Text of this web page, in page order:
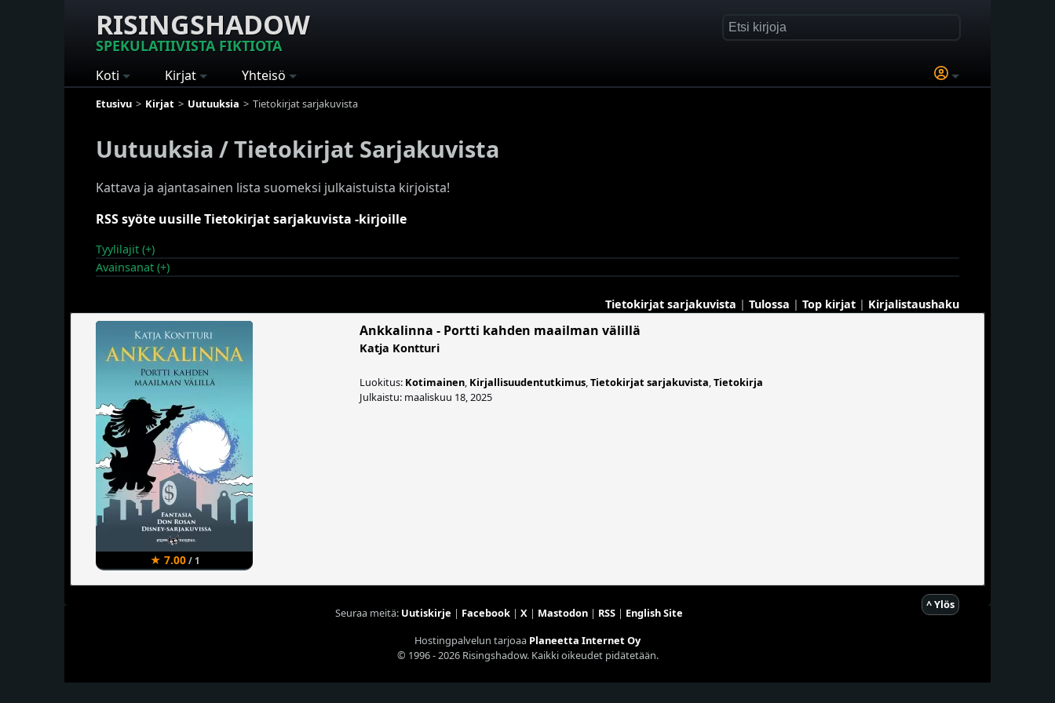
RISINGSHADOW
SPEKULATIIVISTA FIKTIOTA
Koti Kirjat Yhteisö
Etusivu Kirjat Uutuuksia Tietokirjat sarjakuvista
Uutuuksia / Tietokirjat Sarjakuvista
Kattava ja ajantasainen lista suomeksi julkaistuista kirjoista!
RSS syöte uusille Tietokirjat sarjakuvista -kirjoille
Tyylilajit (+)
Avainsanat (+)
Tietokirjat sarjakuvista | Tulossa | Top kirjat | Kirjalistaushaku
★ 7.00/ 1
Ankkalinna - Portti kahden maailman välillä
Katja Kontturi
Luokitus: Kotimainen, Kirjallisuudentutkimus,Tietokirjat sarjakuvista,Tietokirja
Julkaistu: maaliskuu 18, 2025
^ Ylös
Seuraa meitä: Uutiskirje | Facebook| X| Mastodon| RSS| English Site
Hostingpalvelun tarjoaa Planeetta Internet Oy
© 1996 - 2026 Risingshadow. Kaikki oikeudet pidätetään.